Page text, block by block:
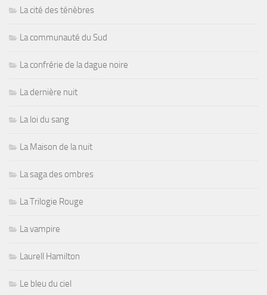
La cité des ténèbres
La communauté du Sud
La confrérie de la dague noire
La dernière nuit
La loi du sang
La Maison de la nuit
La saga des ombres
La Trilogie Rouge
La vampire
Laurell Hamilton
Le bleu du ciel